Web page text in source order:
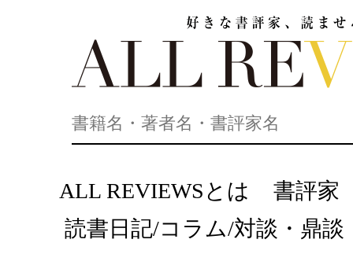
ALL REVIEWSとは
書評家
読書日記/コラム/対談・鼎談